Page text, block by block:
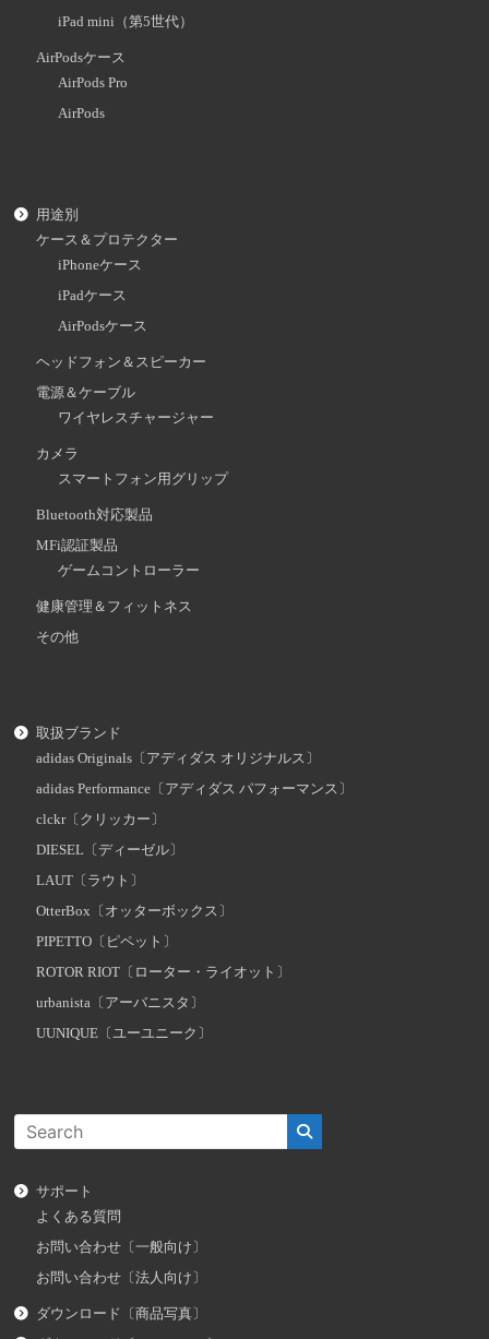
iPad mini（第5世代）
AirPodsケース
AirPods Pro
AirPods
用途別
ケース＆プロテクター
iPhoneケース
iPadケース
AirPodsケース
ヘッドフォン＆スピーカー
電源＆ケーブル
ワイヤレスチャージャー
カメラ
スマートフォン用グリップ
Bluetooth対応製品
MFi認証製品
ゲームコントローラー
健康管理＆フィットネス
その他
取扱ブランド
adidas Originals〔アディダス オリジナルス〕
adidas Performance〔アディダス パフォーマンス〕
clckr〔クリッカー〕
DIESEL〔ディーゼル〕
LAUT〔ラウト〕
OtterBox〔オッターボックス〕
PIPETTO〔ピペット〕
ROTOR RIOT〔ローター・ライオット〕
urbanista〔アーバニスタ〕
UUNIQUE〔ユーユニーク〕
サポート
よくある質問
お問い合わせ〔一般向け〕
お問い合わせ〔法人向け〕
ダウンロード〔商品写真〕